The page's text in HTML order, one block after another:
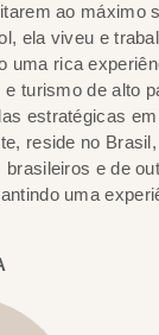
ao máximo
ela viveu e
uma rica
turismo de alto
estratégicas
reside no
e de
uma